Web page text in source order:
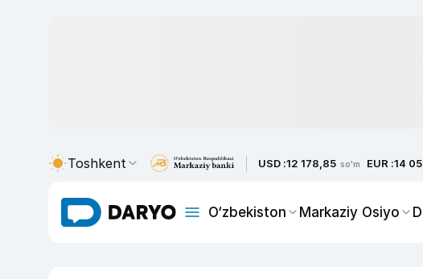
Toshkent USD :12 178,85 so'm EUR :14
O‘zbekiston Markaziy Osiyo